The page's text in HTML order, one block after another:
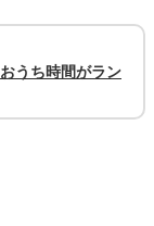
うち時間がラン